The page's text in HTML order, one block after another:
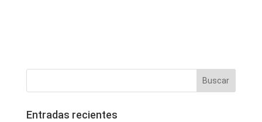
Entradas recientes